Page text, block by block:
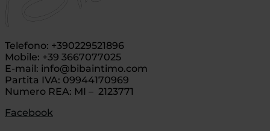
Telefono: +390229521896
Mobile: +39 3667077025
E-mail: info@bibaintimo.com
Partita IVA: 09944170969
Numero REA: MI – 2123771
Facebook